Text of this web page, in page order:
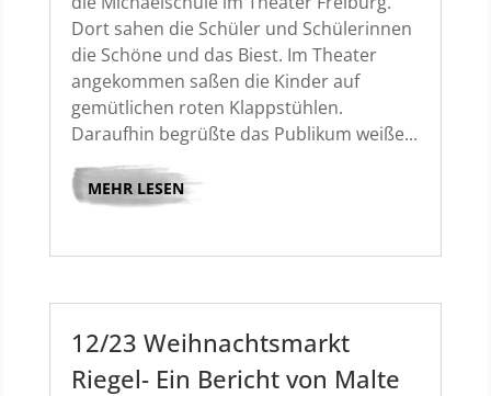
Dort sahen die Schüler und Schülerinnen
die Schöne und das Biest. Im Theater
angekommen saßen die Kinder auf
gemütlichen roten Klappstühlen.
Daraufhin begrüßte das Publikum weiße...
MEHR LESEN
12/23 Weihnachtsmarkt
Riegel- Ein Bericht von Malte